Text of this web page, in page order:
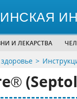
И ЛЕКАРСТВА